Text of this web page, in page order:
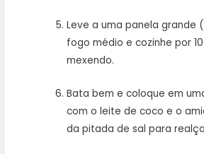
Leve a uma panela grande
fogo médio e cozinhe por
mexendo.
Bata bem e coloque em
com o leite de coco e o
da pitada de sal para